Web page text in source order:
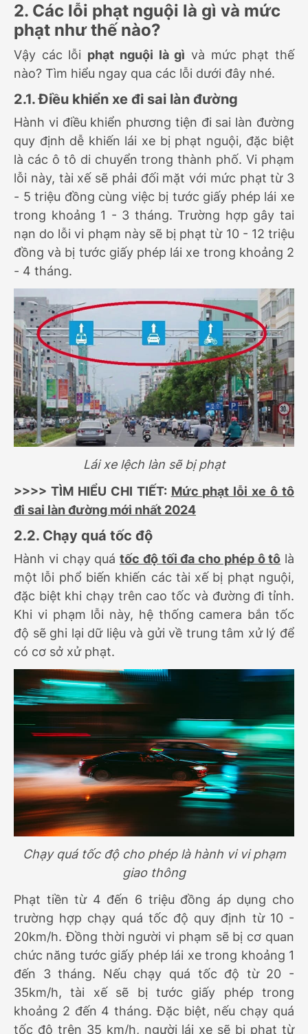
2. Các lỗi phạt nguội là gì và mức
phạt như thế nào?
Vậy các lỗi phạt nguội là gì và mức phạt thế
nào? Tìm hiểu ngay qua các lỗi dưới đây nhé.
2.1. Điều khiển xe đi sai làn đường
Hành vi điều khiển phương tiện đi sai làn đường
quy định dễ khiến lái xe bị phạt nguội, đặc biệt
là các ô tô di chuyển trong thành phố. Vi phạm
lỗi này, tài xế sẽ phải đối mặt với mức phạt từ 3
- 5 triệu đồng cùng việc bị tước giấy phép lái xe
trong khoảng 1 - 3 tháng. Trường hợp gây tai
nạn do lỗi vi phạm này sẽ bị phạt từ 10 - 12 triệu
đồng và bị tước giấy phép lái xe trong khoảng 2
- 4 tháng.
Lái xe lệch làn sẽ bị phạt
>>>> TÌM HIỂU CHI TIẾT: Mức phạt lỗi xe ô tô
đi sai làn đường mới nhất 2024
2.2. Chạy quá tốc độ
Hành vi chạy quá tốc độ tối đa cho phép ô tô là
một lỗi phổ biến khiến các tài xế bị phạt nguội,
đặc biệt khi chạy trên cao tốc và đường đi tỉnh.
Khi vi phạm lỗi này, hệ thống camera bắn tốc
độ sẽ ghi lại dữ liệu và gửi về trung tâm xử lý để
có cơ sở xử phạt.
Chạy quá tốc độ cho phép là hành vi vi phạm
giao thông
Phạt tiền từ 4 đến 6 triệu đồng áp dụng cho
trường hợp chạy quá tốc độ quy định từ 10 -
20km/h. Đồng thời người vi phạm sẽ bị cơ quan
chức năng tước giấy phép lái xe trong khoảng 1
đến 3 tháng. Nếu chạy quá tốc độ từ 20 -
35km/h, tài xế sẽ bị tước giấy phép trong
khoảng 2 đến 4 tháng. Đặc biệt, nếu chạy quá
tốc độ trên 35 km/h, người lái xe sẽ bị phạt từ